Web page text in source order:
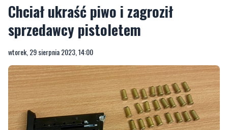
Chciał ukraść piwo i zagroził
sprzedawcy pistoletem
wtorek, 29 sierpnia 2023, 14:00